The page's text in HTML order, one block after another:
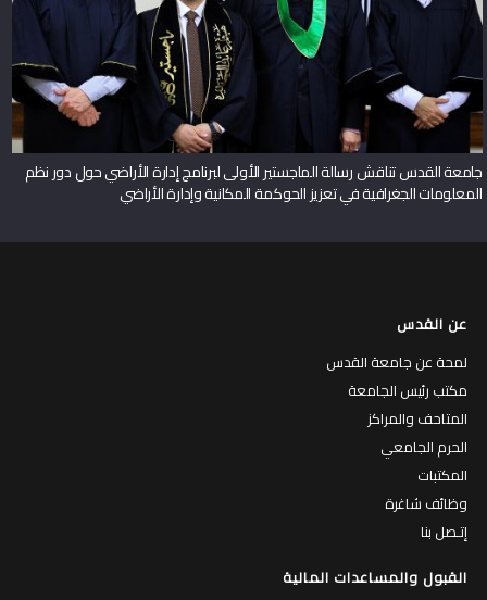
جامعة القدس تناقش رسالة الماجستير الأولى لبرنامج إدارة الأراضي حول دور نظم
المعلومات الجغرافية في تعزيز الحوكمة المكانية وإدارة الأراضي
عن القدس
لمحة عن جامعة القدس
مكتب رئيس الجامعة
المتاحف والمراكز
الحرم الجامعي
المكتبات
وظائف شاغرة
إتـصل بنا
القبول والمساعدات المالية